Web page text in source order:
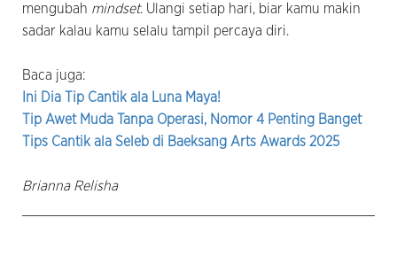
mengubah mindset. Ulangi setiap hari, biar kamu makin
sadar kalau kamu selalu tampil percaya diri.
Baca juga:
Ini Dia Tip Cantik ala Luna Maya!
Tip Awet Muda Tanpa Operasi, Nomor 4 Penting Banget
Tips Cantik ala Seleb di Baeksang Arts Awards 2025
Brianna Relisha